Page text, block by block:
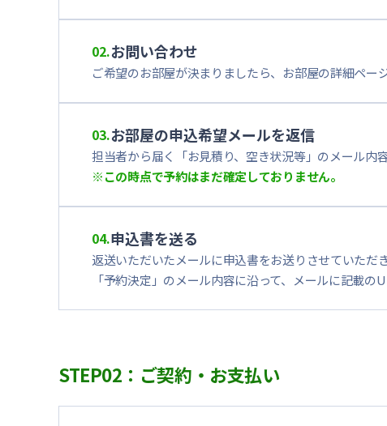
02.お問い合わせ
ご希望のお部屋が決まりましたら、お部屋の詳細ペー
03.お部屋の申込希望メールを返信
担当者から届く「お見積り、空き状況等」のメール内
※この時点で予約はまだ確定しておりません。
04.申込書を送る
返送いただいたメールに申込書をお送りさせていただ
「予約決定」のメール内容に沿って、メールに記載の
STEP02：ご契約・お支払い